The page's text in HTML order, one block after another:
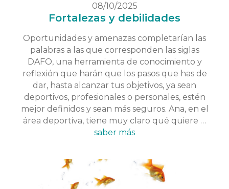
08/10/2025
Fortalezas y debilidades
Oportunidades y amenazas completarían las
palabras a las que corresponden las siglas
DAFO, una herramienta de conocimiento y
reflexión que harán que los pasos que has de
dar, hasta alcanzar tus objetivos, ya sean
deportivos, profesionales o personales, estén
mejor definidos y sean más seguros. Ana, en el
área deportiva, tiene muy claro qué quiere …
saber más